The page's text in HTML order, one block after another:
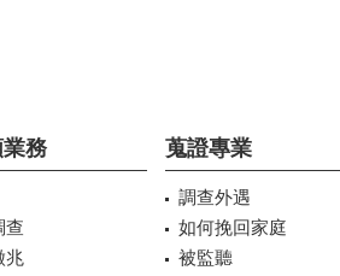
務
查
兆
蒐證專業
調查外遇
如何挽回家庭
被監聽